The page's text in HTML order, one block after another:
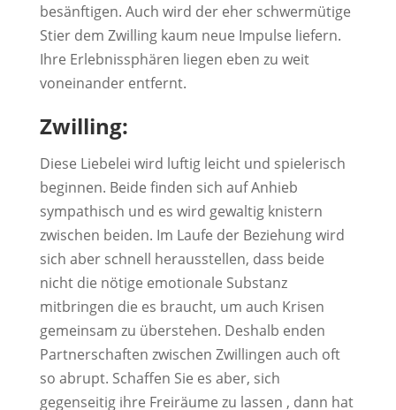
besänftigen. Auch wird der eher schwermütige
Stier dem Zwilling kaum neue Impulse liefern.
Ihre Erlebnissphären liegen eben zu weit
voneinander entfernt.
Zwilling:
Diese Liebelei wird luftig leicht und spielerisch
beginnen. Beide finden sich auf Anhieb
sympathisch und es wird gewaltig knistern
zwischen beiden. Im Laufe der Beziehung wird
sich aber schnell herausstellen, dass beide
nicht die nötige emotionale Substanz
mitbringen die es braucht, um auch Krisen
gemeinsam zu überstehen. Deshalb enden
Partnerschaften zwischen Zwillingen auch oft
so abrupt. Schaffen Sie es aber, sich
gegenseitig ihre Freiräume zu lassen , dann hat